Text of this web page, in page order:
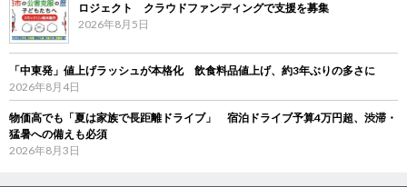
ロジェクト クラウドファンディングで支援を募集
2026年8月5日
「中東発」値上げラッシュが本格化 飲食料品値上げ、約3年ぶりの多さに
2026年8月4日
物価高でも「夏は家族で長距離ドライブ」 宿泊ドライブ予算4万円超、渋滞・
猛暑への備えも必須
2026年8月3日